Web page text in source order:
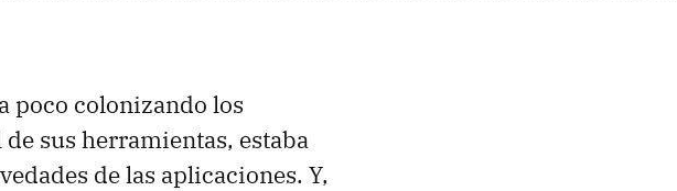
poco colonizando los
sus herramientas, estaba
de las aplicaciones. Y,